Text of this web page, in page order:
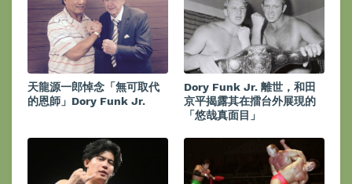
天龍源一郎悼念「無可取代
的恩師」Dory Funk Jr.
Dory Funk Jr. 離世，和田
京平揭露其在擂台外展現的
「悠哉真面目」